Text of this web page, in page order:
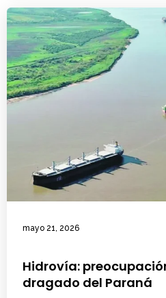
mayo 21, 2026
Hidrovía:
dragado del Paraná